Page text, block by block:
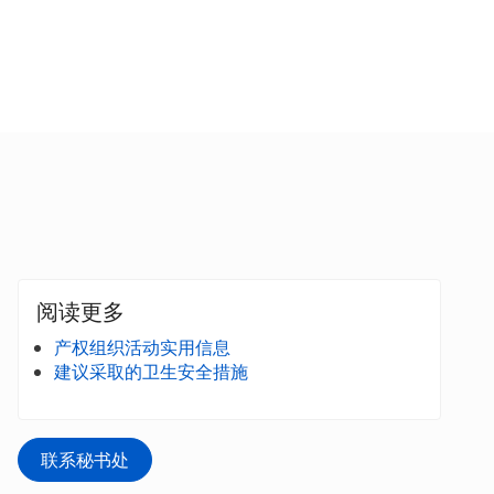
阅读更多
产权组织活动实用信息
建议采取的卫生安全措施
联系秘书处